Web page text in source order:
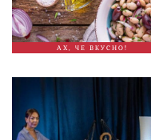
АХ, ЧЕ ВКУСНО!